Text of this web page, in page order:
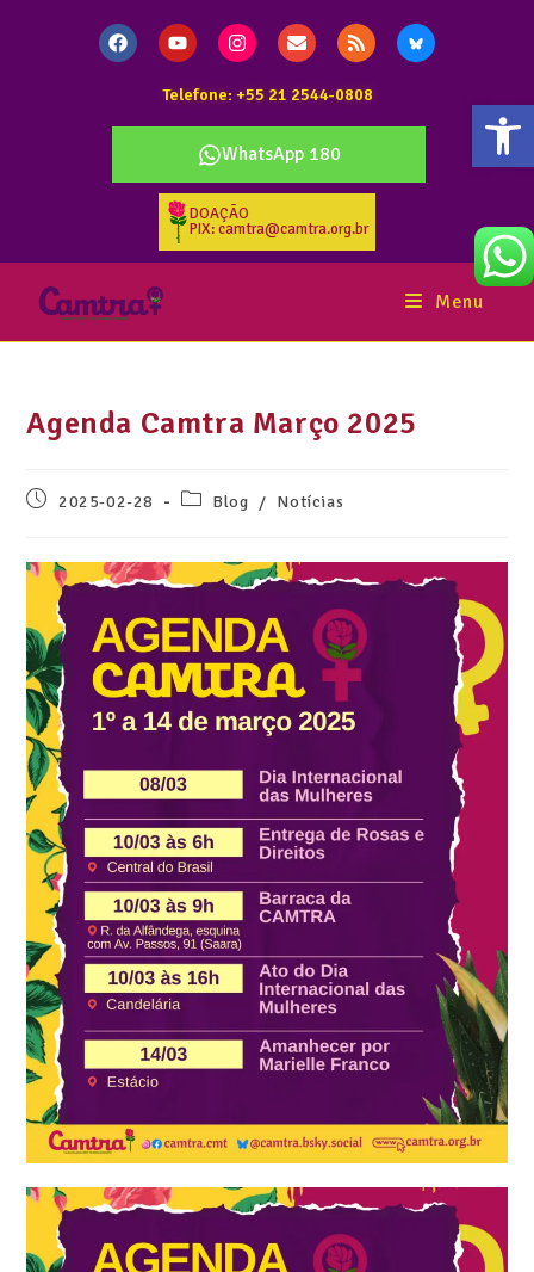
Telefone: +55 21 2544-0808
WhatsApp 180
DOAÇÃO
PIX: camtra@camtra.org.br
Menu
Agenda Camtra Março 2025
2025-02-28 Blog / Notícias